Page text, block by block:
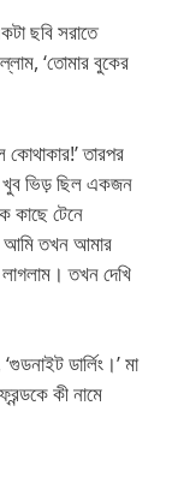
ছবি সরাতে
‘তোমার বুকের
কোথাকার!’ তারপর
খুব ভিড় ছিল একজন
কাছে টেনে
আমি তখন আমার
তখন দেখি
ডার্লিং।’ মা
কী নামে